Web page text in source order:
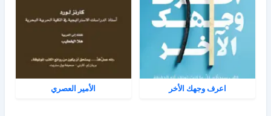
اعرف وجهك الأخر الأمير العصري